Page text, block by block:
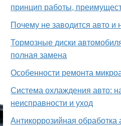
принцип работы,
Почему не заводится авто и
Тормозные диски
полная замена
Особенности ремонта
Система охлаждения авто:
неисправности и уход
Антикоррозийная обработка